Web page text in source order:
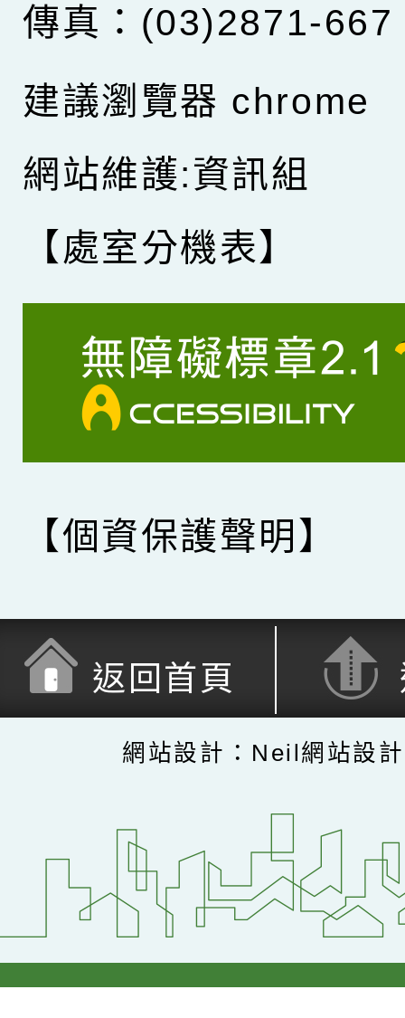
傳真：(03)2871-667
建議瀏覽器 chrome
網站維護:資訊組
【處室分機表】
【個資保護聲明】
返回首頁
網站設計：Neil網站設